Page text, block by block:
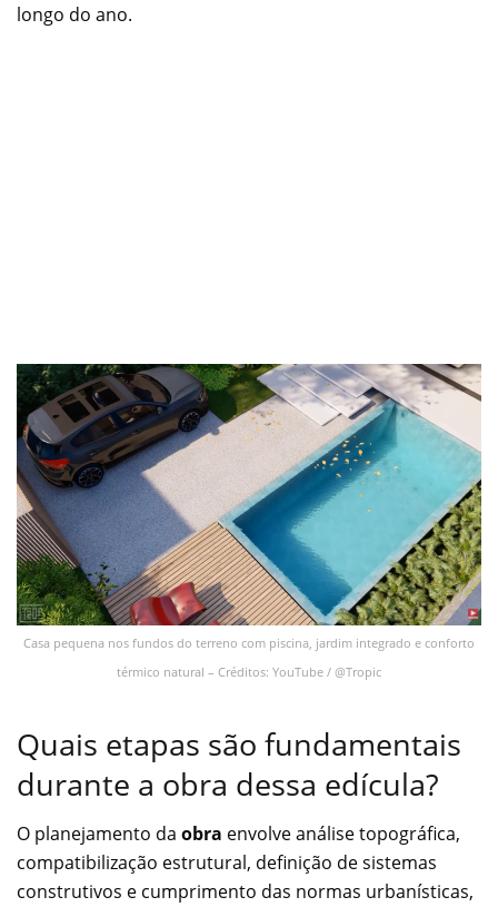
longo do ano.
Casa pequena nos fundos do terreno com piscina, jardim integrado e conforto
térmico natural – Créditos: YouTube / @Tropic
Quais etapas são fundamentais
durante a obra dessa edícula?
O planejamento da obra envolve análise topográfica,
compatibilização estrutural, definição de sistemas
construtivos e cumprimento das normas urbanísticas,